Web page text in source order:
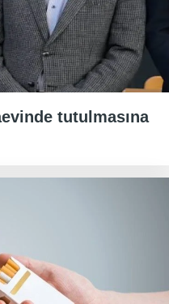
tutulmasına